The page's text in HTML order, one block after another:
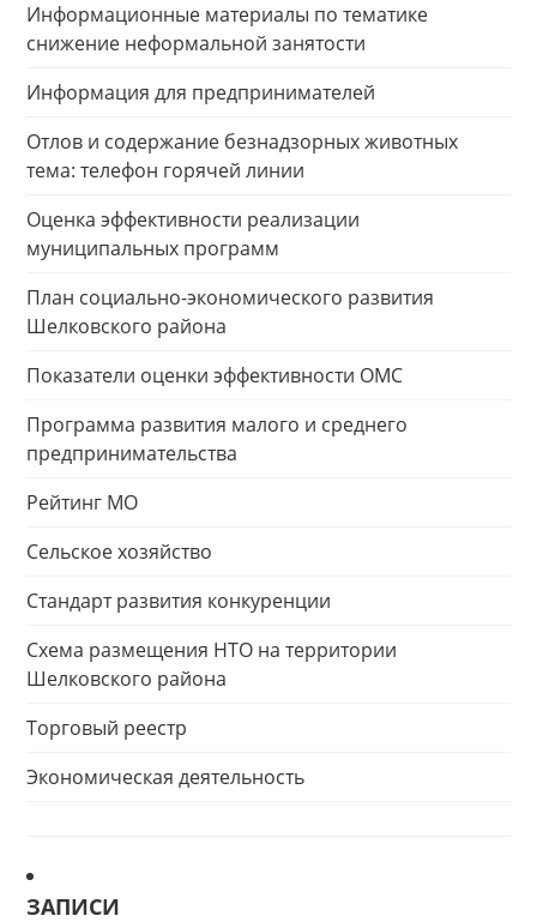
Информационные материалы по тематике
снижение неформальной занятости
Информация для предпринимателей
Отлов и содержание безнадзорных животных
тема: телефон горячей линии
Оценка эффективности реализации
муниципальных программ
План социально-экономического развития
Шелковского района
Показатели оценки эффективности ОМС
Программа развития малого и среднего
предпринимательства
Рейтинг МО
Сельское хозяйство
Стандарт развития конкуренции
Схема размещения НТО на территории
Шелковского района
Торговый реестр
Экономическая деятельность
ЗАПИСИ